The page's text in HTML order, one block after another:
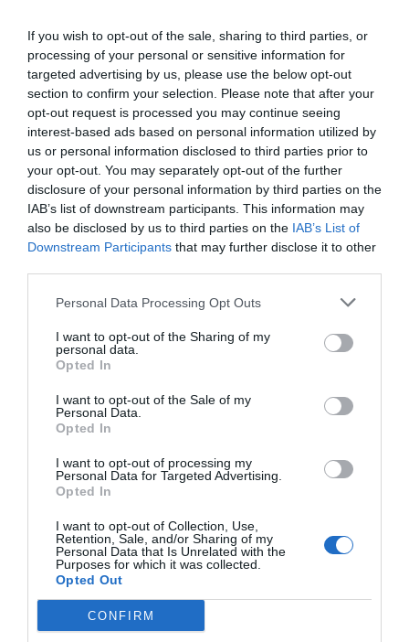
If you wish to opt-out of the sale, sharing to third parties, or
processing of your personal or sensitive information for
targeted advertising by us, please use the below opt-out
section to confirm your selection. Please note that after your
opt-out request is processed you may continue seeing
interest-based ads based on personal information utilized by
us or personal information disclosed to third parties prior to
your opt-out. You may separately opt-out of the further
disclosure of your personal information by third parties on the
IAB’s list of downstream participants. This information may
also be disclosed by us to third parties on the IAB’s List of
Downstream Participants that may further disclose it to other
Personal Data Processing Opt Outs
I want to opt-out of the Sharing of my
personal data.
Opted In
I want to opt-out of the Sale of my
Personal Data.
Opted In
I want to opt-out of processing my
Personal Data for Targeted Advertising.
Opted In
I want to opt-out of Collection, Use,
Retention, Sale, and/or Sharing of my
Personal Data that Is Unrelated with the
Purposes for which it was collected.
Opted Out
CONFIRM
Farmacéuticos de Valencia (MICOF) ha
tomado posesión hoy en cumplimiento de
los estatutos colegiales. El acto ha tenido
lugar el Salón de Actos Salvador Ibáñez de la
Sede Colegial de Paterna, con la asistencia
del conseller de Sanidad, Manuel Llombart; el
director general de Farmacia, José Luis
Trillo; la secretaria y tesorero del Consejo
General Ana Aliaga y Luis Amaro; los
presidentes de los colegios de Alicante y
Castellón, Fe Balleste-ros y Sergio Marco; el
alcalde de Paterna, Lorenzo Agustí; la
presidenta del Cole-gio de Médicos, Rosa
Fuster; el presidente del Colegio de Ópticos-
Optometristas y representante de la Unión
Sanitaria Valenciana, Vicente Roda; así
como diferentes representantes de la
San Pablo, SE-FAC-CV, distribución,
laboratorios y asociaciones de pacientes y
enfermos.
Colegio de Farmacéuticos de
Valencia
Jaime Giner Martínez (L'Enova 1956),
farmacéutico con oficina en la pequeña
Farmacéuticos de Valencia (COFV), tras
imponerse en las urnas a su antecesora,
María Teresa Guardiola.
Pugna de poder en el Colegio de Valencia
Noticias y novedades Redacción